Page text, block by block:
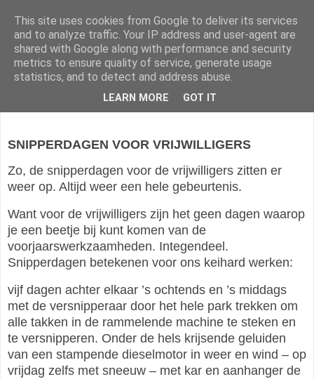
Vrienden van Te Werve
SNIPPERDAGEN VOOR VRIJWILLIGERS
Zo, de snipperdagen voor de vrijwilligers zitten er
weer op. Altijd weer een hele gebeurtenis.
Want voor de vrijwilligers zijn het geen dagen waarop
je een beetje bij kunt komen van de
voorjaarswerkzaamheden. Integendeel.
Snipperdagen betekenen voor ons keihard werken:
vijf dagen achter elkaar ’s ochtends en ’s middags
met de versnipperaar door het hele park trekken om
alle takken in de rammelende machine te steken en
te versnipperen. Onder de hels krijsende geluiden
van een stampende dieselmotor in weer en wind – op
vrijdag zelfs met sneeuw – met kar en aanhanger de
This site uses cookies from Google to deliver its services
and to analyze traffic. Your IP address and user-agent are
shared with Google along with performance and security
metrics to ensure quality of service, generate usage
statistics, and to detect and address abuse.
LEARN MORE GOT IT